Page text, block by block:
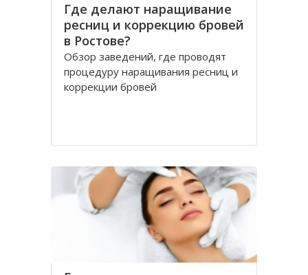
Где делают наращивание
ресниц и коррекцию бровей
в Ростове?
Обзор заведений, где проводят
процедуру наращивания ресниц и
коррекции бровей